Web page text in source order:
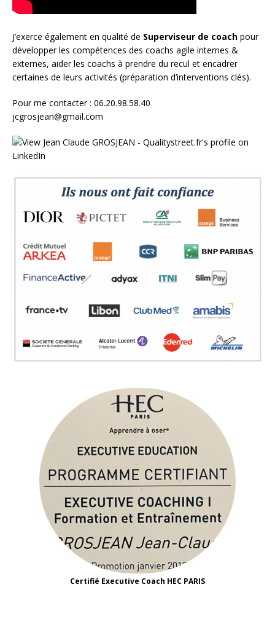
J’exerce également en qualité de Superviseur de coach pour
développer les compétences des coachs agile internes &
externes, aider les coachs à prendre du recul et encadrer
certaines de leurs activités (préparation d’interventions clés).
Pour me contacter : 06.20.98.58.40
jcgrosjean@gmail.com
Certifié Executive Coach HEC PARIS